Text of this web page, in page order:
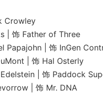
Father of Three
| 饰 InGen
| 饰 Hal Osterly
| 饰 Paddock
| 饰 Mr. DNA